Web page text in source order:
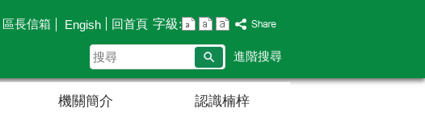
區長信箱 Engish 回首頁 字級:
搜
尋
進階搜尋
機關簡介 認識楠梓